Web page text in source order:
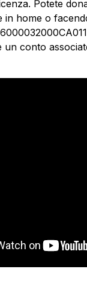
Potete
in home o
un conto